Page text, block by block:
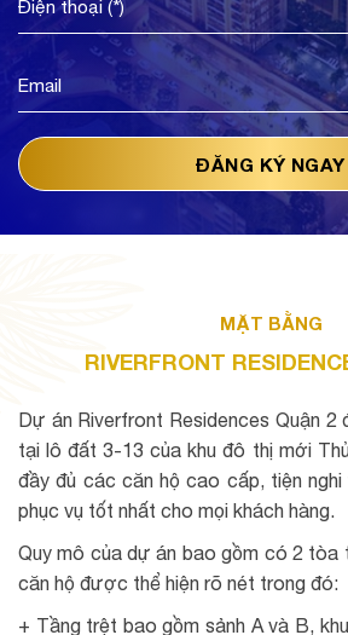
MẶT BẰNG
RIVERFRONT
Dự án Riverfront Residences Quận
tại lô đất 3-13 của khu đô thị mới
đầy đủ các căn hộ cao cấp, tiện
phục vụ tốt nhất cho mọi khách hàng.
Quy mô của dự án bao gồm có 2 tòa
căn hộ được thể hiện rõ nét trong đó:
+ Tầng trệt bao gồm sảnh A và B,